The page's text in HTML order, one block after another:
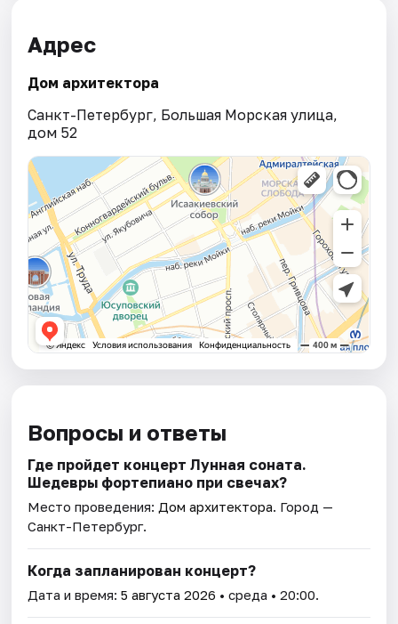
Адрес
Дом архитектора
Санкт-Петербург, Большая Морская улица,
дом 52
Вопросы и ответы
Где пройдет концерт Лунная соната.
Шедевры фортепиано при свечах?
Место проведения: Дом архитектора. Город —
Санкт-Петербург.
Когда запланирован концерт?
Дата и время:5 августа 2026 • среда • 20:00.